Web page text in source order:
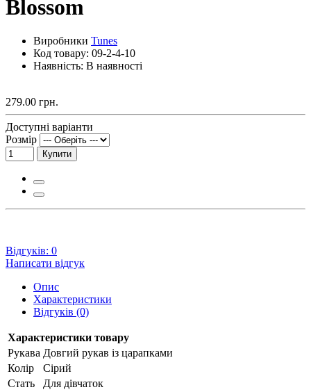
Blossom
Виробники Tunes
Код товару: 09-2-4-10
Наявність: В наявності
279.00 грн.
Доступні варіанти
Розмір
Купити
Відгуків: 0
Написати відгук
Опис
Характеристики
Відгуків (0)
Характеристики товару
Рукава Довгий рукав із царапками
Колір
Сірий
Стать
Для дівчаток